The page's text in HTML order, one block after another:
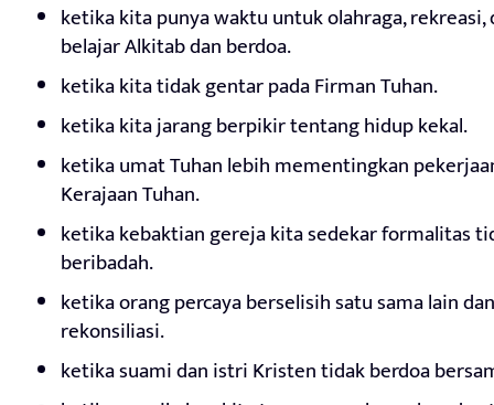
ketika kita punya waktu untuk olahraga,
belajar Alkitab dan berdoa.
ketika kita tidak gentar pada Firman Tuhan.
ketika kita jarang berpikir tentang hidup kekal.
ketika umat Tuhan lebih mementingkan
Kerajaan Tuhan.
ketika kebaktian gereja kita sedekar formalitas
beribadah.
ketika orang percaya berselisih satu sama lain
rekonsiliasi.
ketika suami dan istri Kristen tidak berdoa